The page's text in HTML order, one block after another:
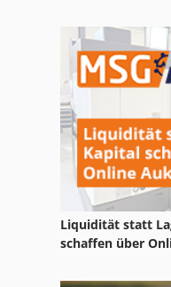
Atlas Copco Ga 808
Atlas Copco Ga 90
Atlas Copco Ga 90 Ff
Liquidität statt
schaffen über